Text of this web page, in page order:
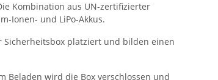
Kombination aus UN-zertifizierter
Ionen- und LiPo-Akkus.
Sicherheitsbox platziert und bilden einen
Beladen wird die Box verschlossen und